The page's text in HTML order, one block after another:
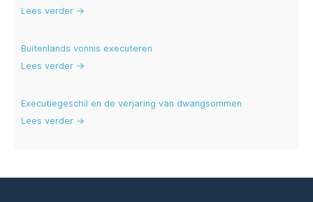
Lees verder →
Buitenlands vonnis executeren
Lees verder →
Executiegeschil en de verjaring van dwangsommen
Lees verder →